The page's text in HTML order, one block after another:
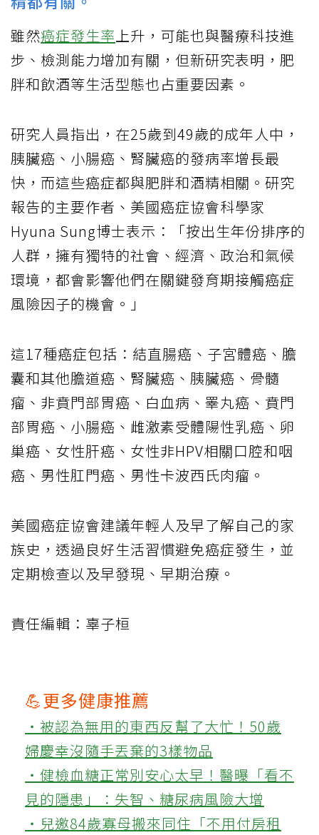
雖然癌症發生率上升，可能也與醫療科技進
步、檢測能力增加有關，但新研究表明，肥
胖和飲酒等生活型態也占重要因素。
研究人員指出，在25歲到49歲的成年人中，
胰臟癌、小腸癌、腎臟癌的發病率增長最
快，而這些癌症都與肥胖和酒精相關。研究
報告的主要作者、美國癌症協會科學家
Hyuna Sung博士表示：「按出生年份排序的
人群，擁有獨特的社會、經濟、政治和氣候
環境，都會影響他們在關鍵發育期接觸癌症
風險因子的機會。」
這17種癌症包括：結直腸癌、子宮體癌、膽
囊和其他膽道癌、腎臟癌、胰臟癌、骨髓
瘤、非賁門部胃癌、白血病、睪丸癌、賁門
部胃癌、小腸癌、雌激素受體陽性乳癌、卵
巢癌、女性肝癌、女性非HPV相關口腔和咽
癌、男性肛門癌、男性卡波西氏肉瘤。
美國癌症協會建議年輕人及早了解自己的家
族史，透過良好生活習慣避免癌症發生，並
定期檢查以及早發現、早期治療。
責任編輯：辜子桓
💪更多健康推薦
‧被認為無用的東西反幫了大忙！50歲
婦慶幸沒隨手丟棄的3樣物品
‧健檢血糖正常別安心太早！醫曝「看不
見的隱患」：失智、糖尿病風險大增
‧兒邀84歲寡母搬來同住「不用付房租